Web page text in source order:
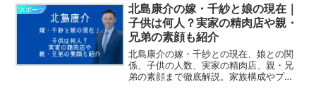
スポーツ
北島康介の嫁・千紗と娘の現在｜
子供は何人？実家の精肉店や親・
兄弟の素顔も紹介
北島康介の嫁・千紗との現在、娘との関
係、子供の人数、実家の精肉店、親・兄
弟の素顔まで徹底解説。家族構成やプラ